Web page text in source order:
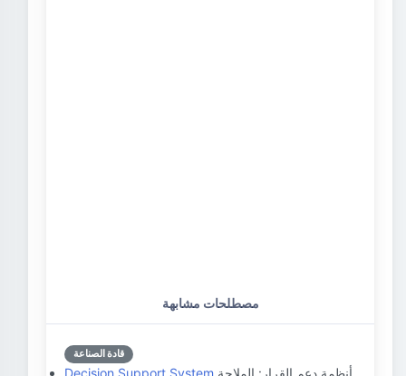
مصطلحات مشابهة
قادة الصناعة
Decision Support System